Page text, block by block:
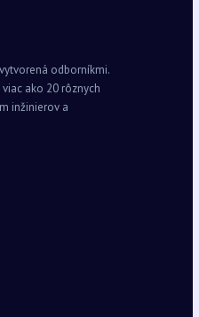
odborníkmi.
ako 20 rôznych
inžinierov a